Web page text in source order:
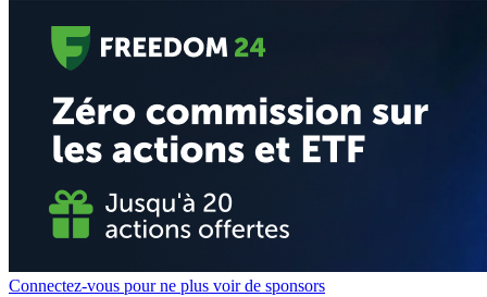
Connectez-vous pour ne plus voir de sponsors